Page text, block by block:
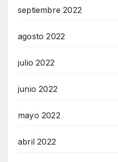
septiembre 2022
agosto 2022
julio 2022
junio 2022
mayo 2022
abril 2022